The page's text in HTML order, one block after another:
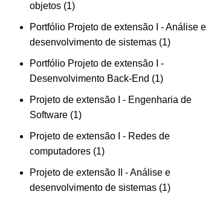
objetos 1
Portfólio Projeto de extensão I - Análise e
desenvolvimento de sistemas 1
Portfólio Projeto de extensão I -
Desenvolvimento Back-End
1
Projeto de extensão I - Engenharia de
Software 1
Projeto de extensão I - Redes de
computadores 1
Projeto de extensão II - Análise e
desenvolvimento de sistemas 1